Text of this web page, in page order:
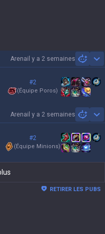
Arenail y a 2 semaines
#2
(Équipe Poros)
Arenail y a 2 semaines
#2
(Équipe Minions)
RETIRER LES PUBS